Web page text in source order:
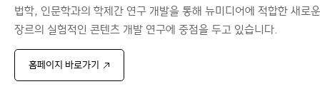
법학, 인문학과의 학제간 연구 개발을 통해 뉴미디어에 적합한 새로운
장르의 실험적인 콘텐츠 개발 연구에 중점을 두고 있습니다.
홈페이지 바로가기